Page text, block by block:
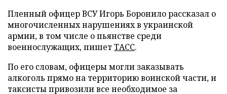
Пленный офицер ВСУ Игорь Боронило рассказал о
многочисленных нарушениях в украинской
армии, в том числе о пьянстве среди
военнослужащих, пишетТАСС.
По его словам, офицеры могли заказывать
алкоголь прямо на территорию воинской части, и
таксисты привозили все необходимое за